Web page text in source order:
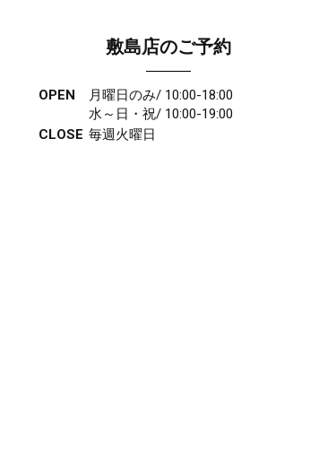
敷島店のご予約
OPEN
月曜日のみ/ 10:00-18:00
水～日・祝/ 10:00-19:00
CLOSE 毎週火曜日